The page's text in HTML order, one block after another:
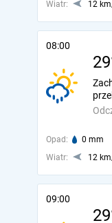
Wiatr:
12
08:00
Opad: 0 mm
Wiatr:
12
09:00